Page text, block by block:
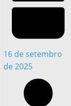
16 de setembro
de 2025